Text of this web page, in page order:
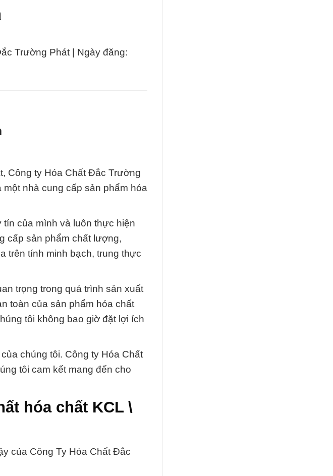
Trường Phát | Ngày đăng:
Công ty Hóa Chất Đắc Trường
một nhà cung cấp sản phẩm hóa
tín của mình và luôn thực hiện
cấp sản phẩm chất lượng,
trên tính minh bạch, trung thực
trọng trong quá trình sản xuất
toàn của sản phẩm hóa chất
tôi không bao giờ đặt lợi ích
chúng tôi. Công ty Hóa Chất
tôi cam kết mang đến cho
hóa chất KCL \
của Công Ty Hóa Chất Đắc